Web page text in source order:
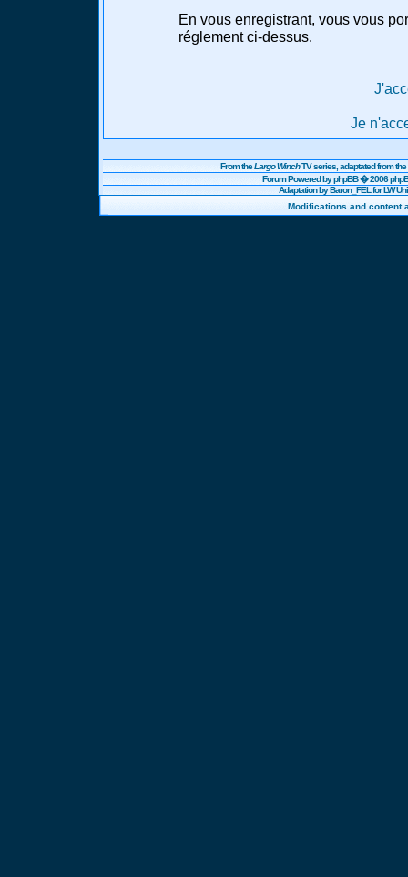
En vous enregistrant, vous vous
réglement ci-dessus.
Je
From theLargo WinchTV series, adaptated from
Forum Powered byphpBB� 2006
Adaptation by Baron_FEL for LW
Modifications and content